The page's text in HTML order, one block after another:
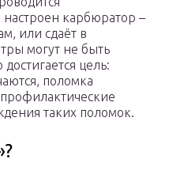
карбюратор –
или сдаёт в
могут не быть
цель:
поломка
таких поломок.